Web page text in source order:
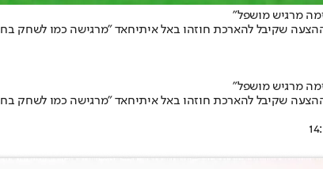
מרגיש מושפל"
שקיבל להארכת חוזהו באל איתיחאד "מרגישה כמו לשחק
מרגיש מושפל"
שקיבל להארכת חוזהו באל איתיחאד "מרגישה כמו לשחק